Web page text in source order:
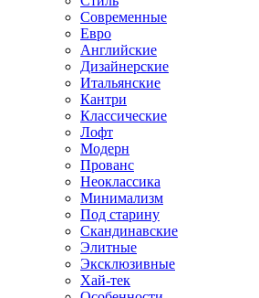
Современные
Евро
Английские
Дизайнерские
Итальянские
Кантри
Классические
Лофт
Модерн
Прованс
Неоклассика
Минимализм
Под старину
Скандинавские
Элитные
Эксклюзивные
Хай-тек